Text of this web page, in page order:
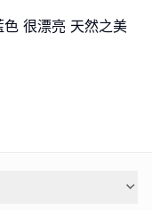
很漂亮 天然之美